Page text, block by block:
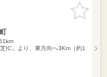
お気に入
りに追加
IC」より、東方向へ3Km（約1